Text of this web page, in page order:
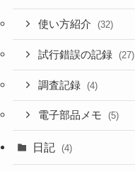
使い方紹介 (32)
試行錯誤の記録 (27)
調査記録 (4)
電子部品メモ (5)
日記 (4)